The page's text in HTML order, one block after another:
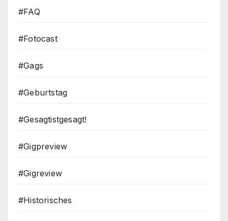
#FAQ
#Fotocast
#Gags
#Geburtstag
#Gesagtistgesagt!
#Gigpreview
#Gigreview
#Historisches